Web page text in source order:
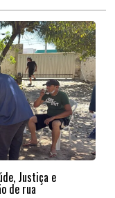
Justiça e
de rua